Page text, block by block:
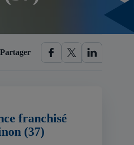
Partager
franchisé
(37)